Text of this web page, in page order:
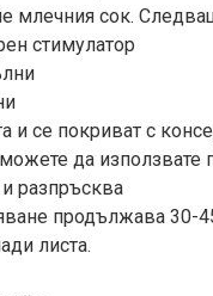
млечния сок.
стимулатор
и се покриват с
да използвате
разпръсква
продължава 30-
листа.